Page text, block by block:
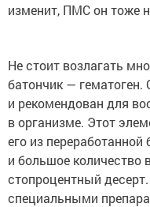
изменит, ПМС он тоже
Не стоит возлагать
батончик — гематоген.
и рекомендован для
в организме. Этот
его из
и большое количество
стопроцентный
специальными